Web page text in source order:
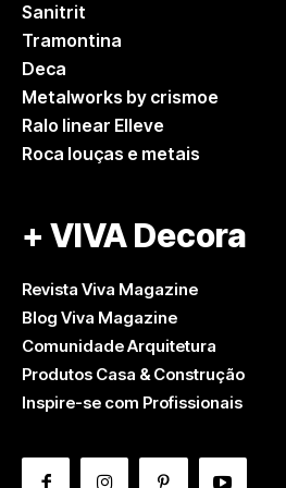
Sanitrit
Tramontina
Deca
Metalworks by crismoe
Ralo linear Elleve
Roca louças e metais
+ VIVA Decora
Revista Viva Magazine
Blog Viva Magazine
Comunidade Arquitetura
Produtos Casa & Construção
Inspire-se com Profissionais